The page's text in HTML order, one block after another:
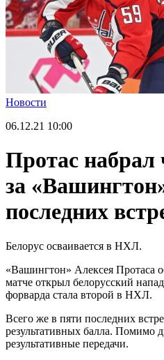
Новости
06.12.21 10:00
Протас набрал
за
последних
Белорус осваивается в НХЛ.
«Вашингтон» Алексея Протаса
матче открыл белорусский
форварда стала второй в НХЛ.
Всего же в пяти последних
результативных балла. Помимо
результативные передачи.